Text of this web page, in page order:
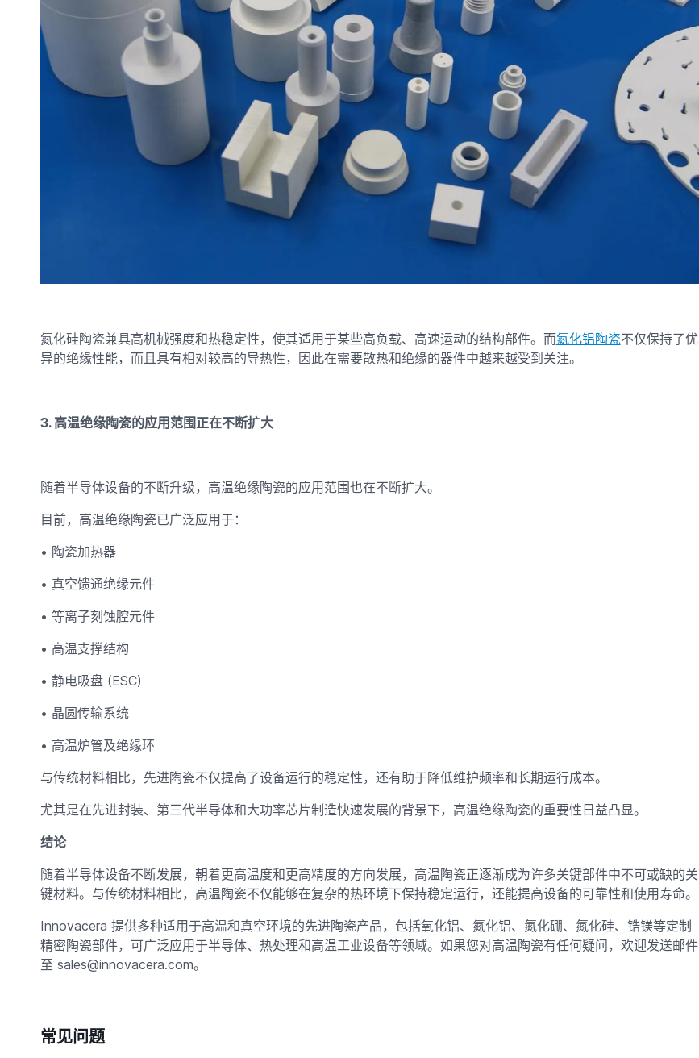
氮化硅陶瓷兼具高机械强度和热稳定性，使其适用于某些高负载、高速运动的结构部件。而氮化铝陶瓷不仅保持了优
异的绝缘性能，而且具有相对较高的导热性，因此在需要散热和绝缘的器件中越来越受到关注。
3. 高温绝缘陶瓷的应用范围正在不断扩大
随着半导体设备的不断升级，高温绝缘陶瓷的应用范围也在不断扩大。
目前，高温绝缘陶瓷已广泛应用于：
• 陶瓷加热器
• 真空馈通绝缘元件
• 等离子刻蚀腔元件
• 高温支撑结构
• 静电吸盘 (ESC)
• 晶圆传输系统
• 高温炉管及绝缘环
与传统材料相比，先进陶瓷不仅提高了设备​​运行的稳定性，还有助于降低维护频率和长期运行成本。
尤其是在先进封装、第三代半导体和大功率芯片制造快速发展的背景下，高温绝缘陶瓷的重要性日益凸显。
结论
随着半导体设备不断发展，朝着更高温度和更高精度的方向发展，高温陶瓷正逐渐成为许多关键部件中不可或缺的关
键材料。与传统材料相比，高温陶瓷不仅能够在复杂的热环境下保持稳定运行，还能提高设备的可靠性和使用寿命。
Innovacera 提供多种适用于高温和真空环境的先进陶瓷产品，包括氧化铝、氮化铝、氮化硼、氮化硅、锆镁等定制
精密陶瓷部件，可广泛应用于半导体、热处理和高温工业设备等领域。如果您对高温陶瓷有任何疑问，欢迎发送邮件
至 sales@innovacera.com。
常见问题